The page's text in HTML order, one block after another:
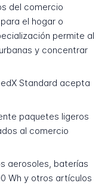
del comercio
el hogar o
permite al
y concentrar
Standard acepta
paquetes ligeros
al comercio
aerosoles, baterías
Wh y otros artículos